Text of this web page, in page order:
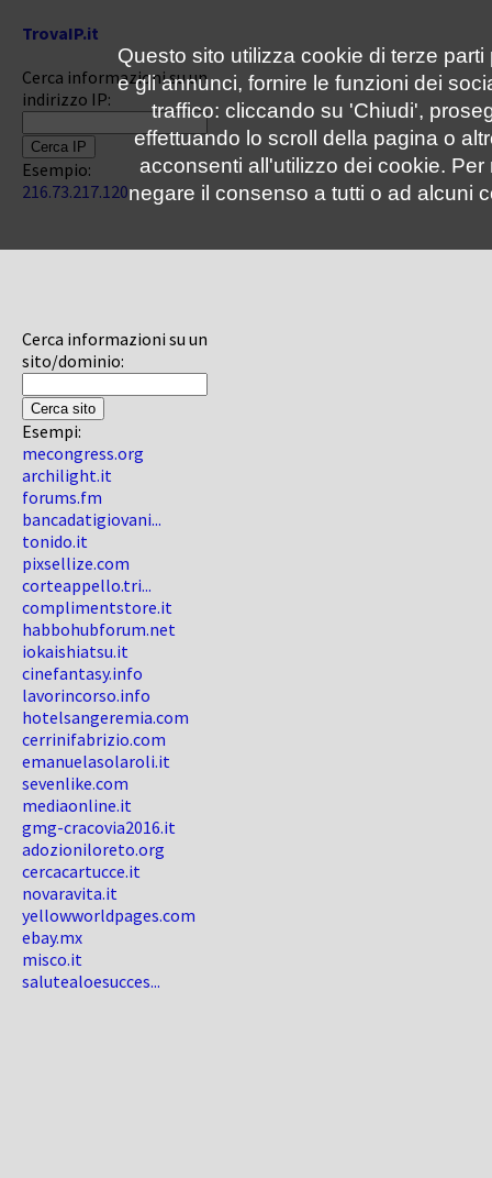
TrovaIP.it
Cerca informazioni su un
indirizzo IP:
Esempio:
216.73.217.120
Cerca informazioni su un
sito/dominio:
Esempi:
mecongress.org
archilight.it
forums.fm
bancadatigiovani...
tonido.it
pixsellize.com
corteappello.tri...
complimentstore.it
habbohubforum.net
iokaishiatsu.it
cinefantasy.info
lavorincorso.info
hotelsangeremia.com
cerrinifabrizio.com
emanuelasolaroli.it
sevenlike.com
mediaonline.it
gmg-cracovia2016.it
adozioniloreto.org
cercacartucce.it
novaravita.it
yellowworldpages.com
ebay.mx
misco.it
salutealoesucces...
Questo sito utilizza cookie di terze
e gli annunci, fornire le funzioni dei
traffico: cliccando su 'Chiudi',
effettuando lo scroll della pagina o
acconsenti all'utilizzo dei cookie.
negare il consenso a tutti o ad alcuni